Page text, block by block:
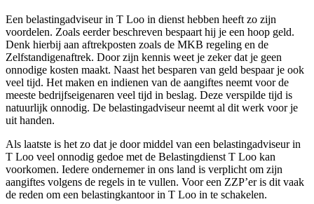
Een belastingadviseur in T Loo in dienst hebben heeft zo zijn
voordelen. Zoals eerder beschreven bespaart hij je een hoop geld.
Denk hierbij aan aftrekposten zoals de MKB regeling en de
Zelfstandigenaftrek. Door zijn kennis weet je zeker dat je geen
onnodige kosten maakt. Naast het besparen van geld bespaar je ook
veel tijd. Het maken en indienen van de aangiftes neemt voor de
meeste bedrijfseigenaren veel tijd in beslag. Deze verspilde tijd is
natuurlijk onnodig. De belastingadviseur neemt al dit werk voor je
uit handen.
Als laatste is het zo dat je door middel van een belastingadviseur in
T Loo veel onnodig gedoe met de Belastingdienst T Loo kan
voorkomen. Iedere ondernemer in ons land is verplicht om zijn
aangiftes volgens de regels in te vullen. Voor een ZZP’er is dit vaak
de reden om een belastingkantoor in T Loo in te schakelen.